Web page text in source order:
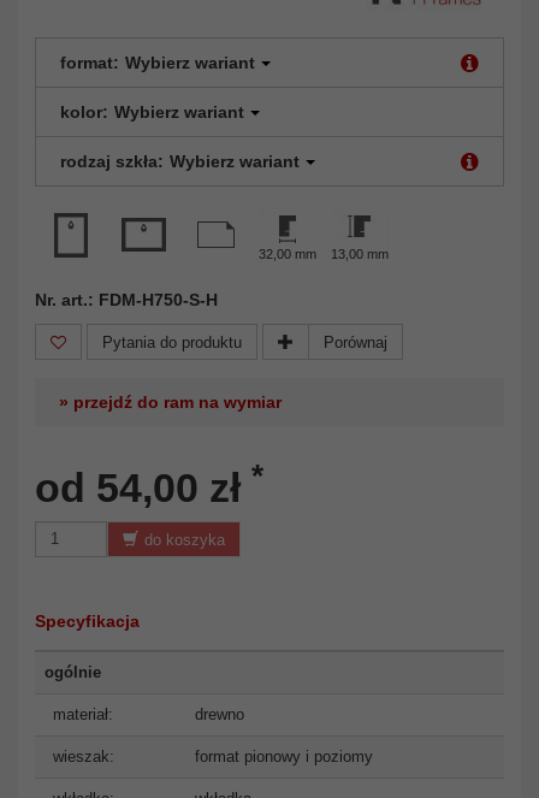
format: Wybierz wariant
kolor: Wybierz wariant
rodzaj szkła: Wybierz wariant
32,00 mm 13,00 mm
Nr. art.: FDM-H750-S-H
Pytania do produktu Porównaj
» przejdź do ram na wymiar
od 54,00 zł *
do koszyka
Specyfikacja
ogólnie
materiał: drewno
wieszak: format pionowy i poziomy